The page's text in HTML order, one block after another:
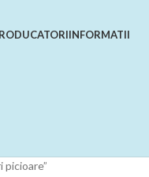
INFORMATII